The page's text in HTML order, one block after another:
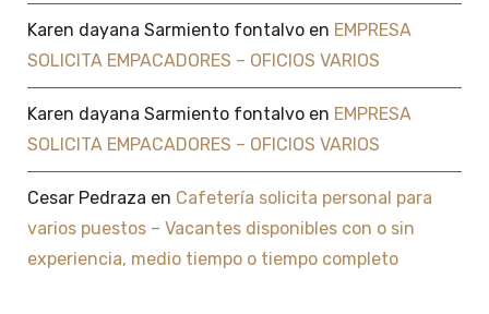
Karen dayana Sarmiento fontalvoen EMPRESA
SOLICITA EMPACADORES – OFICIOS VARIOS
Karen dayana Sarmiento fontalvoen EMPRESA
SOLICITA EMPACADORES – OFICIOS VARIOS
Cesar Pedraza en Cafetería solicita personal para
varios puestos – Vacantes disponibles con o sin
experiencia, medio tiempo o tiempo completo